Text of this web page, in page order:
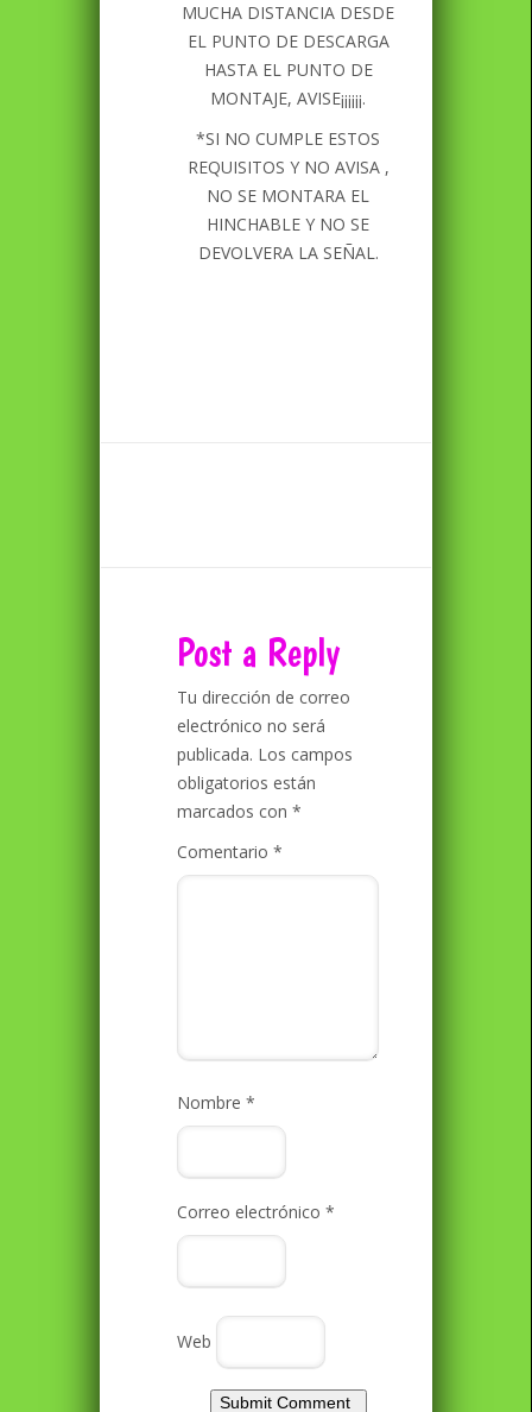
MUCHA DISTANCIA DESDE
EL PUNTO DE DESCARGA
HASTA EL PUNTO DE
MONTAJE, AVISE¡¡¡¡¡¡.
*SI NO CUMPLE ESTOS
REQUISITOS Y NO AVISA ,
NO SE MONTARA EL
HINCHABLE Y NO SE
DEVOLVERA LA SEÑAL.
Post a Reply
Tu dirección de correo
electrónico no será
publicada. Los campos
obligatorios están
marcados con *
Comentario *
Nombre *
Correo electrónico *
Web